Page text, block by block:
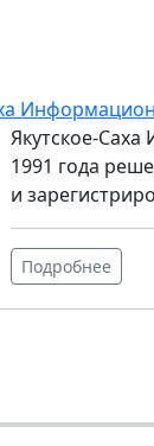
Якутское-
1991 года
и
Подробнее